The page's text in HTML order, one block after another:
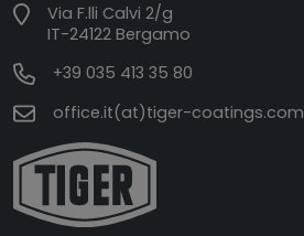
Via F.lli Calvi 2/g
IT-24122 Bergamo
+39 035 413 35 80
office.it(at)tiger-coatings.com